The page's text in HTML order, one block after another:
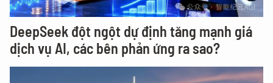
DeepSeek đột ngột dự định tăng mạnh giá
dịch vụ AI, các bên phản ứng ra sao?